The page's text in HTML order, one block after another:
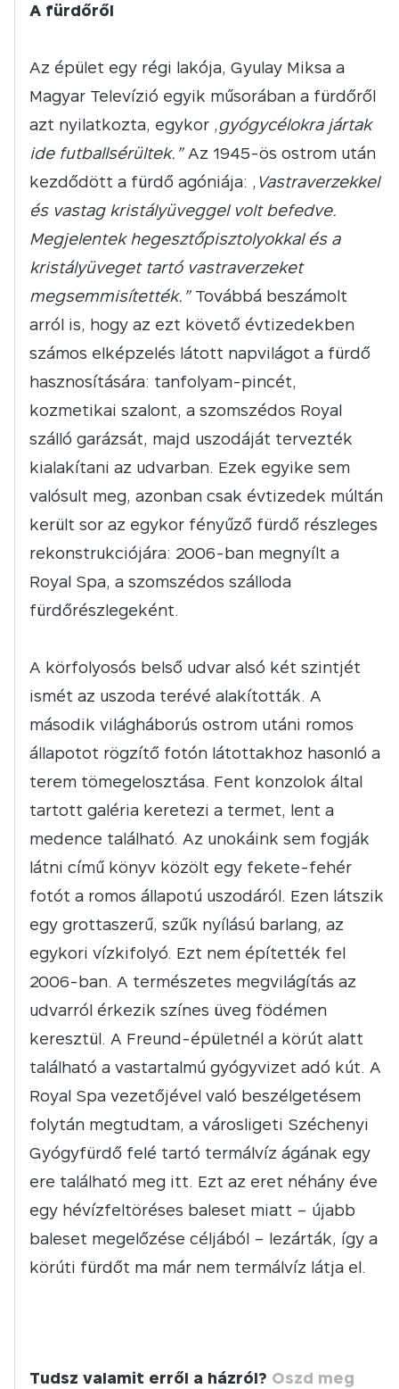
A fürdőről
Az épület egy régi lakója, Gyulay Miksa a
Magyar Televízió egyik műsorában a fürdőről
azt nyilatkozta, egykor „gyógycélokra jártak
ide futballsérültek.” Az 1945-ös ostrom után
kezdődött a fürdő agóniája: „ Vastraverzekkel
és vastag kristályüveggel volt befedve.
Megjelentek hegesztőpisztolyokkal és a
kristályüveget tartó vastraverzeket
megsemmisítették.”Továbbá beszámolt
arról is, hogy az ezt követő évtizedekben
számos elképzelés látott napvilágot a fürdő
hasznosítására: tanfolyam-pincét,
kozmetikai szalont, a szomszédos Royal
szálló garázsát, majd uszodáját tervezték
kialakítani az udvarban. Ezek egyike sem
valósult meg, azonban csak évtizedek múltán
került sor az egykor fényűző fürdő részleges
rekonstrukciójára: 2006-ban megnyílt a
Royal Spa, a szomszédos szálloda
fürdőrészlegeként.
A körfolyosós belső udvar alsó két szintjét
ismét az uszoda terévé alakították. A
második világháborús ostrom utáni romos
állapotot rögzítő fotón látottakhoz hasonló a
terem tömegelosztása. Fent konzolok által
tartott galéria keretezi a termet, lent a
medence található. Az unokáink sem fogják
látni című könyv közölt egy fekete-fehér
fotót a romos állapotú uszodáról. Ezen látszik
egy grottaszerű, szűk nyílású barlang, az
egykori vízkifolyó. Ezt nem építették fel
2006-ban. A természetes megvilágítás az
udvarról érkezik színes üveg födémen
keresztül. A Freund-épületnél a körút alatt
található a vastartalmú gyógyvizet adó kút. A
Royal Spa vezetőjével való beszélgetésem
folytán megtudtam, a városligeti Széchenyi
Gyógyfürdő felé tartó termálvíz ágának egy
ere található meg itt. Ezt az eret néhány éve
egy hévízfeltöréses baleset miatt – újabb
baleset megelőzése céljából – lezárták, így a
körúti fürdőt ma már nem termálvíz látja el.
Tudsz valamit erről a házról? Oszd meg